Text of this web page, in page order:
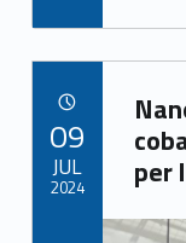
Link identifier archive
per
Link identifier archive #link-archive-thumb-soap-98319
09
JUL
2024